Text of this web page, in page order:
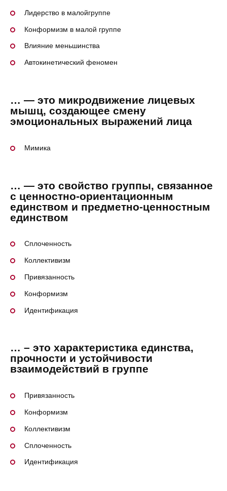
Лидерство в малойгруппе
Конформизм в малой группе
Влияние меньшинства
Автокинетический феномен
… — это микродвижение лицевых
мышц, создающее смену
эмоциональных выражений лица
Мимика
… — это свойство группы, связанное
с ценностно-ориентационным
единством и предметно-ценностным
единством
Сплоченность
Коллективизм
Привязанность
Конформизм
Идентификация
… – это характеристика единства,
прочности и устойчивости
взаимодействий в группе
Привязанность
Конформизм
Коллективизм
Сплоченность
Идентификация